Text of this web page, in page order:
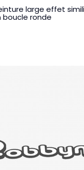
large effet
boucle ronde